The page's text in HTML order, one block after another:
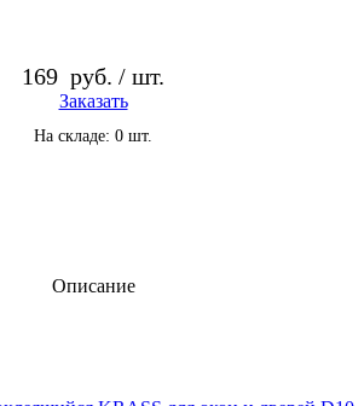
169 руб. / шт.
Заказать
На складе: 0 шт.
Описание